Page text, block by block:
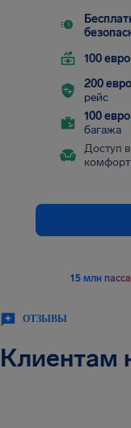
100 евро
200 евро
рейс
100 евро
багажа
Доступ
15 млн
ОТЗЫВЫ
Клиентам